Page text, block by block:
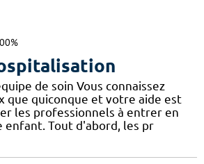
de soin Vous connaissez
que quiconque et votre aide est
les professionnels à entrer en
enfant. Tout d'abord, les pr